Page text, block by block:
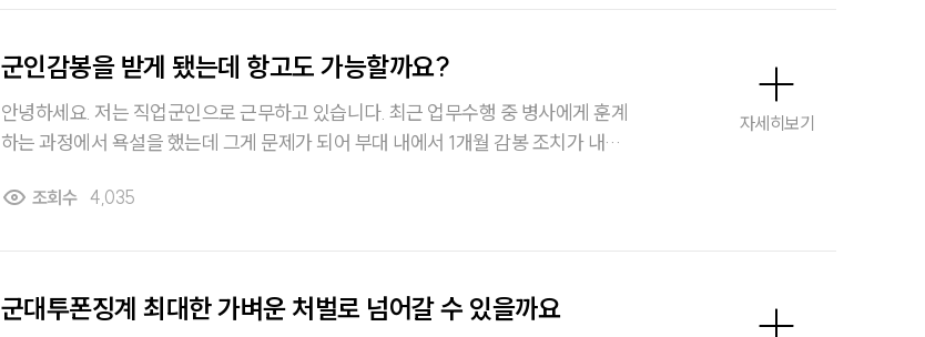
주요 업무사례
군인감봉을 받게 됐는데 항고도 가능할까요?
안녕하세요. 저는 직업군인으로 근무하고 있습니다. 최근 업무수행 중 병사에게 훈계
하는 과정에서 욕설을 했는데 그게 문제가 되어 부대 내에서 1개월 감봉 조치가 내려
건데… 이 정도까지 문제가 될 줄은 몰랐습니다. 저에게도 어느정도 잘못이 있지만
아서요. 당분간 일이 바빠서 직접 상담드리러 가기 전 글로 문의 남겨 봅니다.
조회수 4,035
자세히보기
군대투폰징계 최대한 가벼운 처벌로 넘어갈 수 있을까요